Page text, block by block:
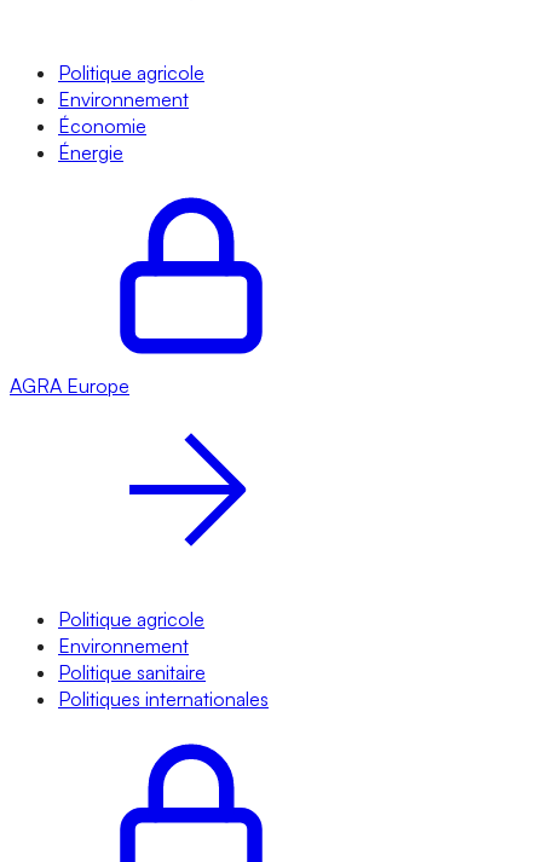
Politique agricole
Environnement
Économie
Énergie
AGRA Europe
Politique agricole
Environnement
Politique sanitaire
Politiques internationales